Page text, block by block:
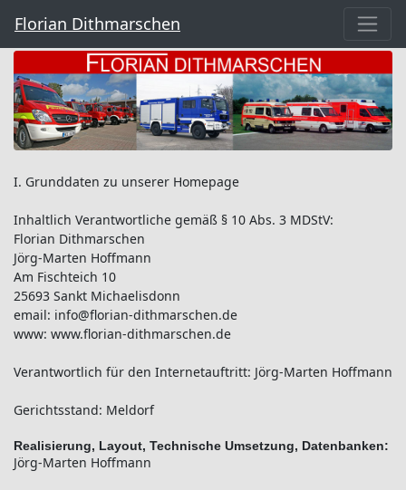
Florian Dithmarschen
I. Grunddaten zu unserer Homepage
Inhaltlich Verantwortliche gemäß § 10 Abs. 3 MDStV:
Florian Dithmarschen
Jörg-Marten Hoffmann
Am Fischteich 10
25693 Sankt Michaelisdonn
email: info@florian-dithmarschen.de
www: www.florian-dithmarschen.de
Verantwortlich für den Internetauftritt: Jörg-Marten Hoffmann
Gerichtsstand: Meldorf
Realisierung, Layout, Technische Umsetzung, Datenbanken:
Jörg-Marten Hoffmann